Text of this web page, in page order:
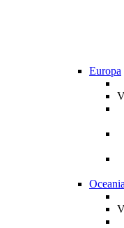
Europa
Oceania